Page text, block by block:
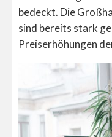
bedeckt. Die
sind bereits stark
Preiserhöhungen